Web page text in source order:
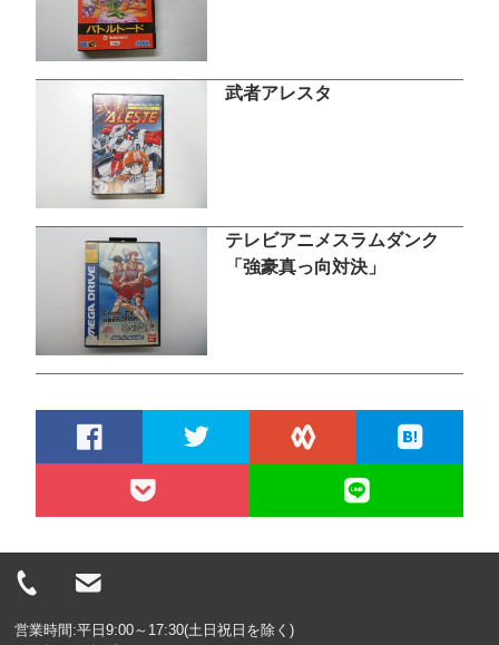
武者アレスタ
テレビアニメスラムダンク
「強豪真っ向対決」
営業時間:平日9:00～17:30(土日祝日を除く)